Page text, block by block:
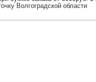
Волгоградской области